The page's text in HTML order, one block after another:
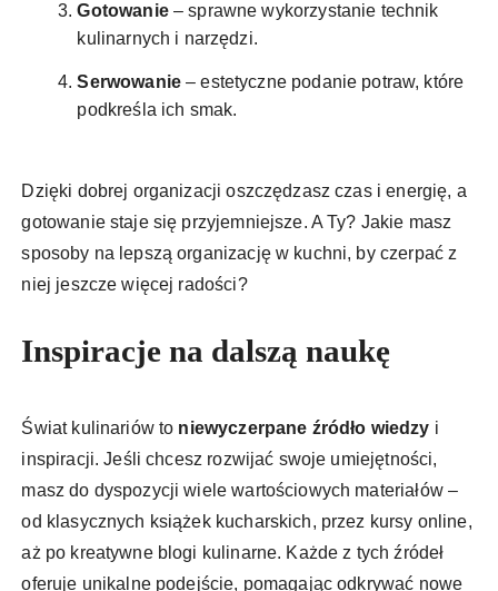
Gotowanie– sprawne wykorzystanie technik
kulinarnych i narzędzi.
Serwowanie– estetyczne podanie potraw, które
podkreśla ich smak.
Dzięki dobrej organizacji oszczędzasz czas i energię, a
gotowanie staje się przyjemniejsze. A Ty? Jakie masz
sposoby na lepszą organizację w kuchni, by czerpać z
niej jeszcze więcej radości?
Inspiracje na dalszą naukę
Świat kulinariów to niewyczerpane źródło wiedzy i
inspiracji. Jeśli chcesz rozwijać swoje umiejętności,
masz do dyspozycji wiele wartościowych materiałów –
od klasycznych książek kucharskich, przez kursy online,
aż po kreatywne blogi kulinarne. Każde z tych źródeł
oferuje unikalne podejście, pomagając odkrywać nowe